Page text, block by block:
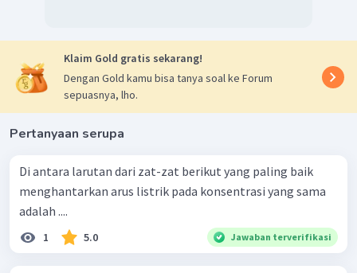
Klaim Gold gratis sekarang!
Dengan Gold kamu bisa tanya soal ke Forum
sepuasnya, lho.
Pertanyaan serupa
Di antara larutan dari zat-zat berikut yang paling baik
menghantarkan arus listrik pada konsentrasi yang sama
adalah ....
1 5.0 Jawaban terverifikasi